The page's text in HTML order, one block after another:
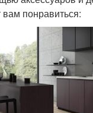
вам понравиться: